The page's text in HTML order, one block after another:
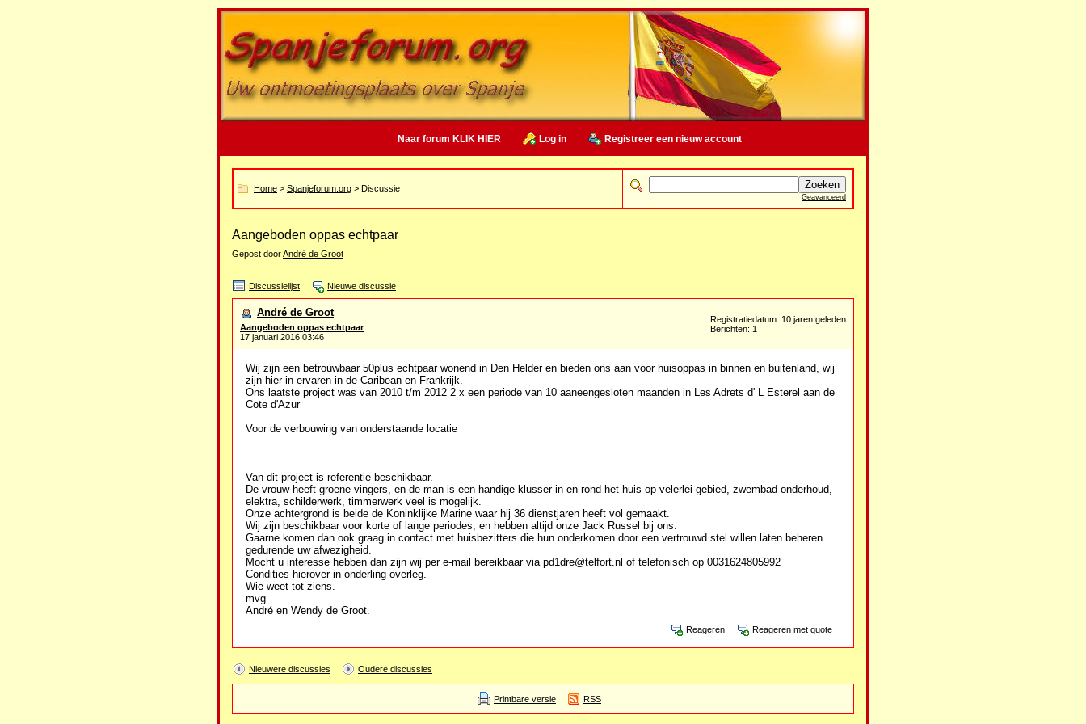
Naar forum KLIK HIER Log in Registreer een nieuw account
Home > Spanjeforum.org > Discussie
Geavanceerd
Aangeboden oppas echtpaar
Gepost doorAndré de Groot
Discussielijst Nieuwe discussie
André de Groot
Aangeboden oppas echtpaar
17 januari 2016 03:46
Registratiedatum: 10 jaren geleden
Berichten: 1
Wij zijn een betrouwbaar 50plus echtpaar wonend in Den Helder en bieden ons aan voor huisoppas in binnen en buitenland, wij
zijn hier in ervaren in de Caribean en Frankrijk.
Ons laatste project was van 2010 t/m 2012 2 x een periode van 10 aaneengesloten maanden in Les Adrets d' L Esterel aan de
Cote d'Azur
Voor de verbouwing van onderstaande locatie
Van dit project is referentie beschikbaar.
De vrouw heeft groene vingers, en de man is een handige klusser in en rond het huis op velerlei gebied, zwembad onderhoud,
elektra, schilderwerk, timmerwerk veel is mogelijk.
Onze achtergrond is beide de Koninklijke Marine waar hij 36 dienstjaren heeft vol gemaakt.
Wij zijn beschikbaar voor korte of lange periodes, en hebben altijd onze Jack Russel bij ons.
Gaarne komen dan ook graag in contact met huisbezitters die hun onderkomen door een vertrouwd stel willen laten beheren
gedurende uw afwezigheid.
Mocht u interesse hebben dan zijn wij per e-mail bereikbaar via pd1dre@telfort.nl of telefonisch op 0031624805992
Condities hierover in onderling overleg.
Wie weet tot ziens.
mvg
André en Wendy de Groot.
Reageren Reageren met quote
Nieuwere discussies Oudere discussies
Printbare versie RSS